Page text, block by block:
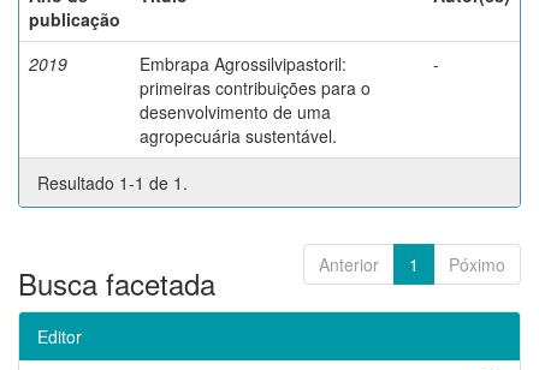
publicação
2019
Embrapa Agrossilvipastoril:
primeiras contribuições para o
desenvolvimento de uma
agropecuária sustentável.
-
Resultado 1-1 de 1.
Anterior 1 Póximo
Busca facetada
Editor